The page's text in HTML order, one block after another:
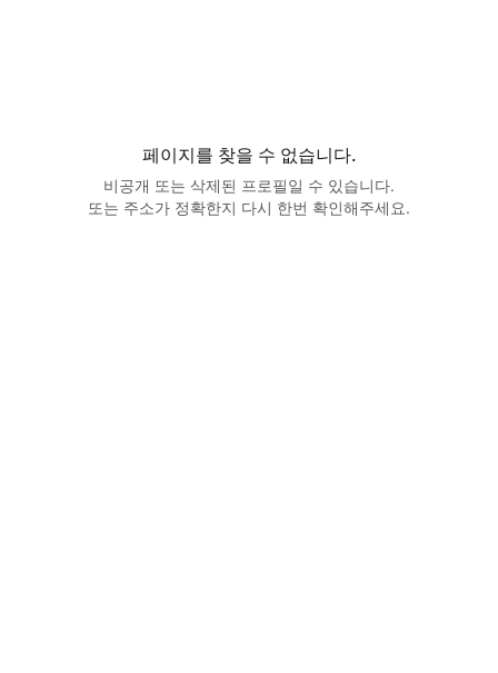
페이지를 찾을 수 없습니다.
비공개 또는 삭제된 프로필일 수 있습니다.
또는 주소가 정확한지 다시 한번 확인해주세요.